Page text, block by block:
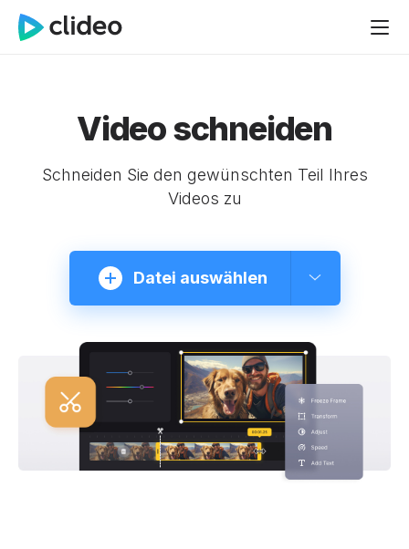
Video schneiden
Schneiden Sie den gewünschten Teil Ihres
Videos zu
Datei auswählen